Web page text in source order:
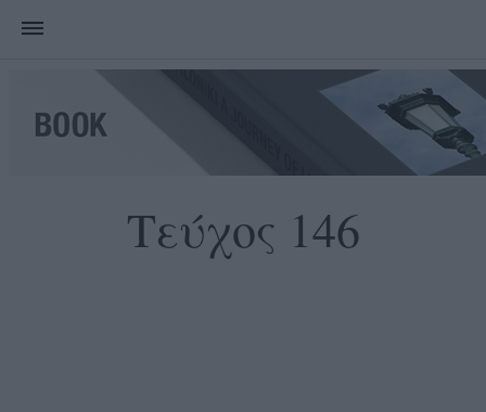
Τεύχος 146